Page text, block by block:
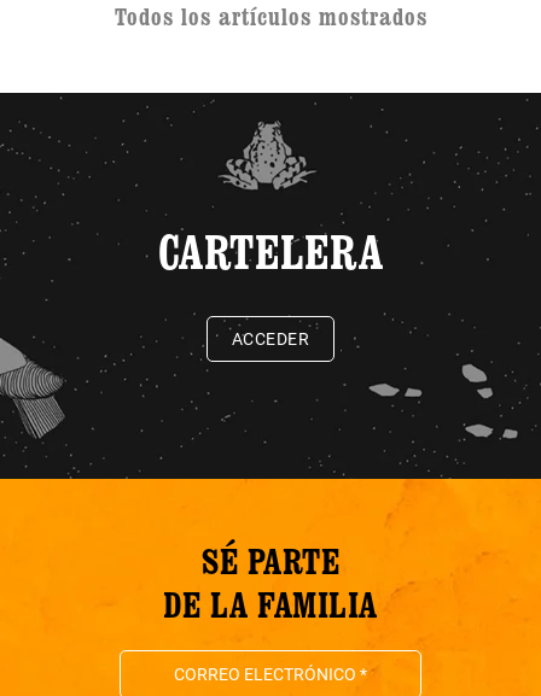
Todos los artículos mostrados
CARTELERA
ACCEDER
SÉ PARTE
DE LA FAMILIA